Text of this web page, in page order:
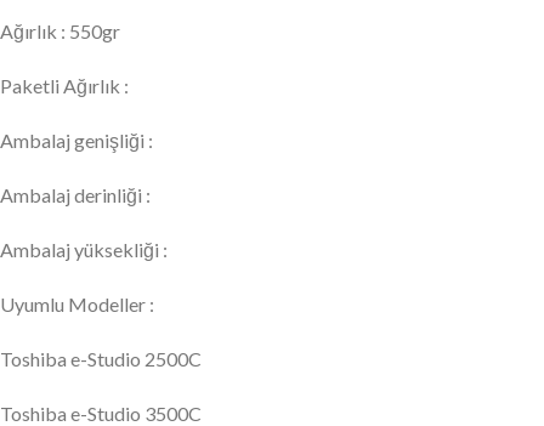
Ağırlık : 550gr
Paketli Ağırlık :
Ambalaj genişliği :
Ambalaj derinliği :
Ambalaj yüksekliği :
Uyumlu Modeller :
Toshiba e-Studio 2500C
Toshiba e-Studio 3500C